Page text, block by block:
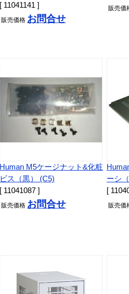
[ 11041141 ]
販売価格 お問合せ
販売価
Human M5ケージナット&化粧
ビス（黒） (C5)
[ 11041087 ]
販売価格 お問合せ
ーシ
[
販売価